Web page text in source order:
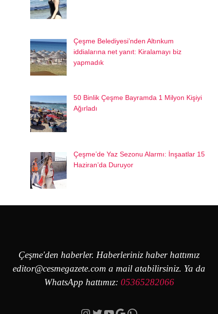
Çeşme Belediyesi’nden Altınkum
iddialarına net yanıt: Kiralamayı biz
yapmadık
50 Binlik Çeşme Bayramda 1 Milyon Kişiyi
Ağırladı
Çeşme’de Yaz Sezonu Alarmı: İnşaatlar 15
Haziran’da Duruyor
Çeşme'den haberler. Haberleriniz haber hattımız
editor@cesmegazete.com a mail atabilirsiniz. Ya da
WhatsApp hattımız: 05365282066